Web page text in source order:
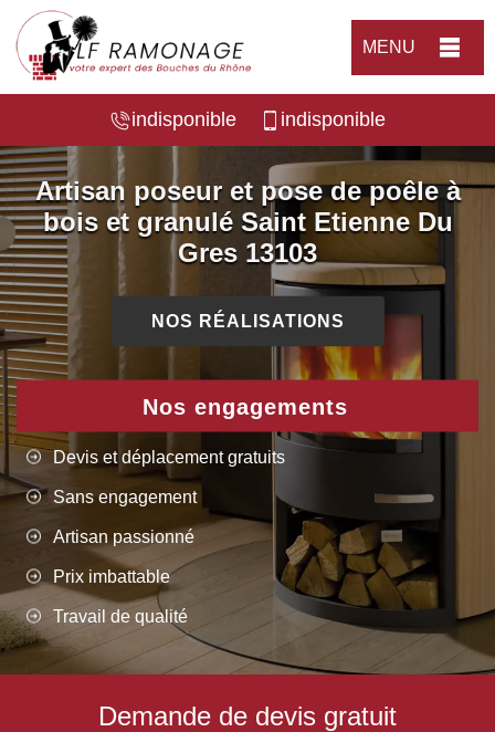
MENU
indisponible indisponible
Artisan poseur et pose de poêle à
bois et granulé Saint Etienne Du
Gres 13103
NOS RÉALISATIONS
Nos engagements
Devis et déplacement gratuits
Sans engagement
Artisan passionné
Prix imbattable
Travail de qualité
Demande de devis gratuit